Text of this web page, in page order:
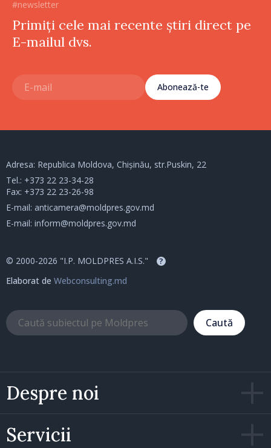
#newsletter
Primiți cele mai recente știri direct pe
E-mailul dvs.
Abonează-te
Despre noi
Servicii
Adresa: Republica Moldova, Chișinău, str.Puskin, 22
Tel.: +373 22 23-34-28
Fax: +373 22 23-26-98
E-mail: anticamera@moldpres.gov.md
E-mail: inform@moldpres.gov.md
© 2000-2026 "I.P. MOLDPRES A.I.S." ?
Elaborat de Webconsulting.md
Caută